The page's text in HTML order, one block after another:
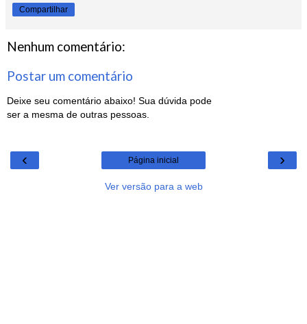
Compartilhar
Nenhum comentário:
Postar um comentário
Deixe seu comentário abaixo! Sua dúvida pode
ser a mesma de outras pessoas.
‹ ›
Página inicial
Ver versão para a web